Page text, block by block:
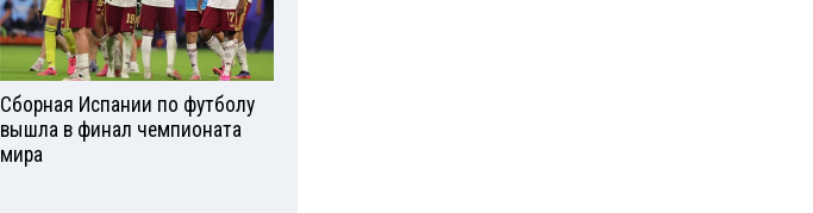
Сборная Испании по футболу
вышла в финал чемпионата
мира